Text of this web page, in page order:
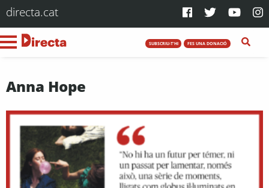
directa.cat
SUBSCRIU-T'HI FES UNA DONACIÓ
Anna Hope